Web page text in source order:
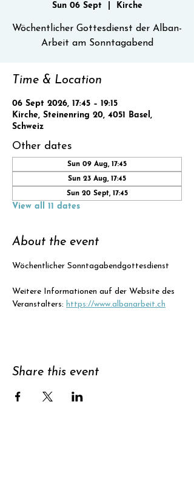
Sun 06 Sept Kirche
Wöchentlicher Gottesdienst der Alban-
Time & Location
06 Sept 2026, 17:45 – 19:15
Kirche, Steinenring 20, 4051 Basel,
Schweiz
Other dates
Sun 09 Aug, 17:45
Sun 23 Aug, 17:45
Sun 20 Sept, 17:45
View all 11 dates
About the event
Wöchentlicher Sonntagabendgottesdienst
Weitere Informationen auf der Website des
Veranstalters: https://www.albanarbeit.ch
Share this event